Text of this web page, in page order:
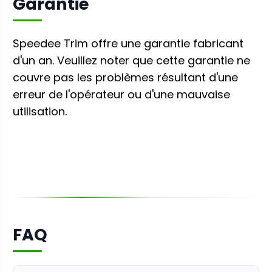
Speedee Trim offre une garantie fabricant
d'un an. Veuillez noter que cette garantie ne
couvre pas les problèmes résultant d'une
erreur de l'opérateur ou d'une mauvaise
utilisation.
FAQ